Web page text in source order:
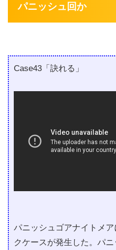
パニッシュ回か
Case43「訣れる」
パニッシュゴアナイトメ
クケースが発生した。パ